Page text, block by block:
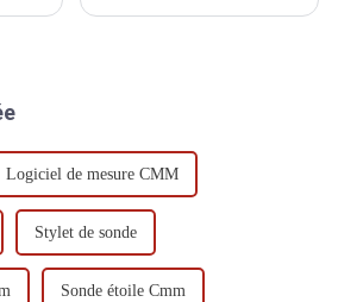
Logiciel de mesure CMM
Stylet de sonde
Sonde étoile Cmm